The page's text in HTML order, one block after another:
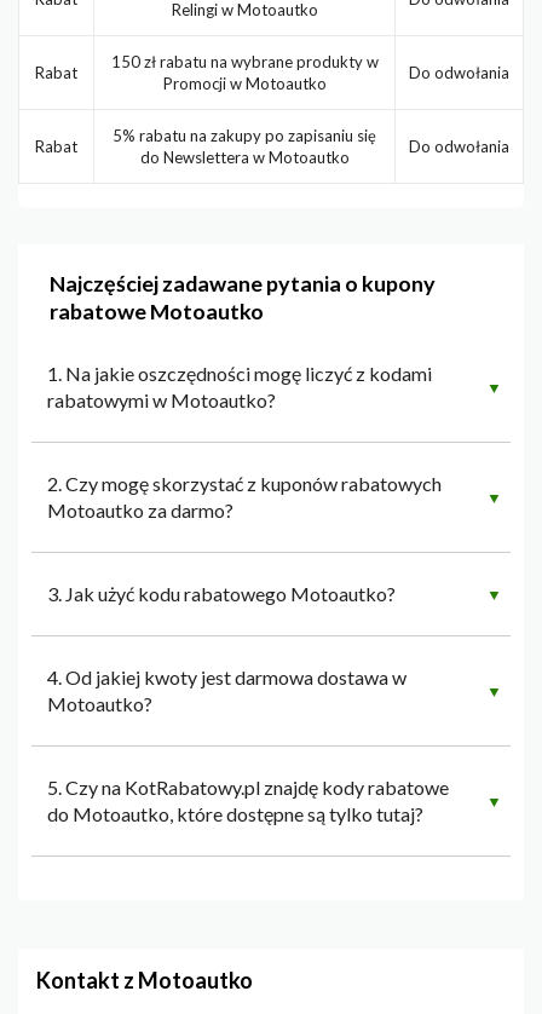
Relingi w Motoautko
Rabat
150 zł rabatu na wybrane produkty w
Promocji w Motoautko
Do odwołania
Rabat
5% rabatu na zakupy po zapisaniu się
do Newslettera w Motoautko
Do odwołania
Najczęściej zadawane pytania o kupony
rabatowe Motoautko
1. Na jakie oszczędności mogę liczyć z kodami
rabatowymi w Motoautko?
▼
2. Czy mogę skorzystać z kuponów rabatowych
Motoautko za darmo?
▼
3. Jak użyć kodu rabatowego Motoautko? ▼
4. Od jakiej kwoty jest darmowa dostawa w
Motoautko?
▼
5. Czy na KotRabatowy.pl znajdę kody rabatowe
do Motoautko, które dostępne są tylko tutaj?
▼
Kontakt z Motoautko